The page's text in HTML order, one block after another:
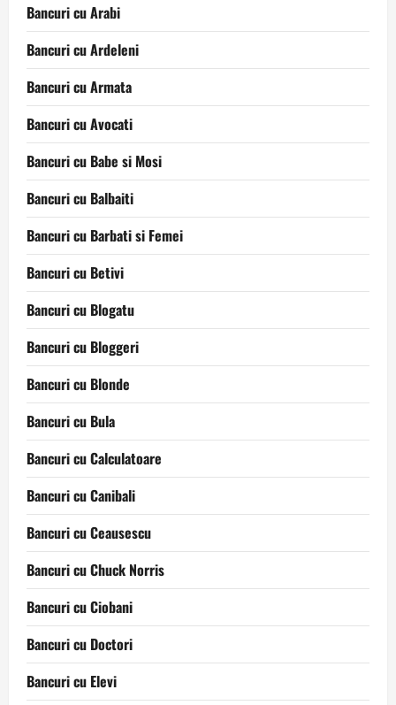
Bancuri cu Arabi
Bancuri cu Ardeleni
Bancuri cu Armata
Bancuri cu Avocati
Bancuri cu Babe si Mosi
Bancuri cu Balbaiti
Bancuri cu Barbati si Femei
Bancuri cu Betivi
Bancuri cu Blogatu
Bancuri cu Bloggeri
Bancuri cu Blonde
Bancuri cu Bula
Bancuri cu Calculatoare
Bancuri cu Canibali
Bancuri cu Ceausescu
Bancuri cu Chuck Norris
Bancuri cu Ciobani
Bancuri cu Doctori
Bancuri cu Elevi